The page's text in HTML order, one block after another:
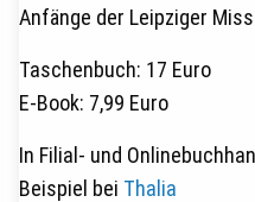
Anfänge der Leipziger
Taschenbuch: 17 Euro
E-Book: 7,99 Euro
In Filial- und
Beispiel bei Thalia